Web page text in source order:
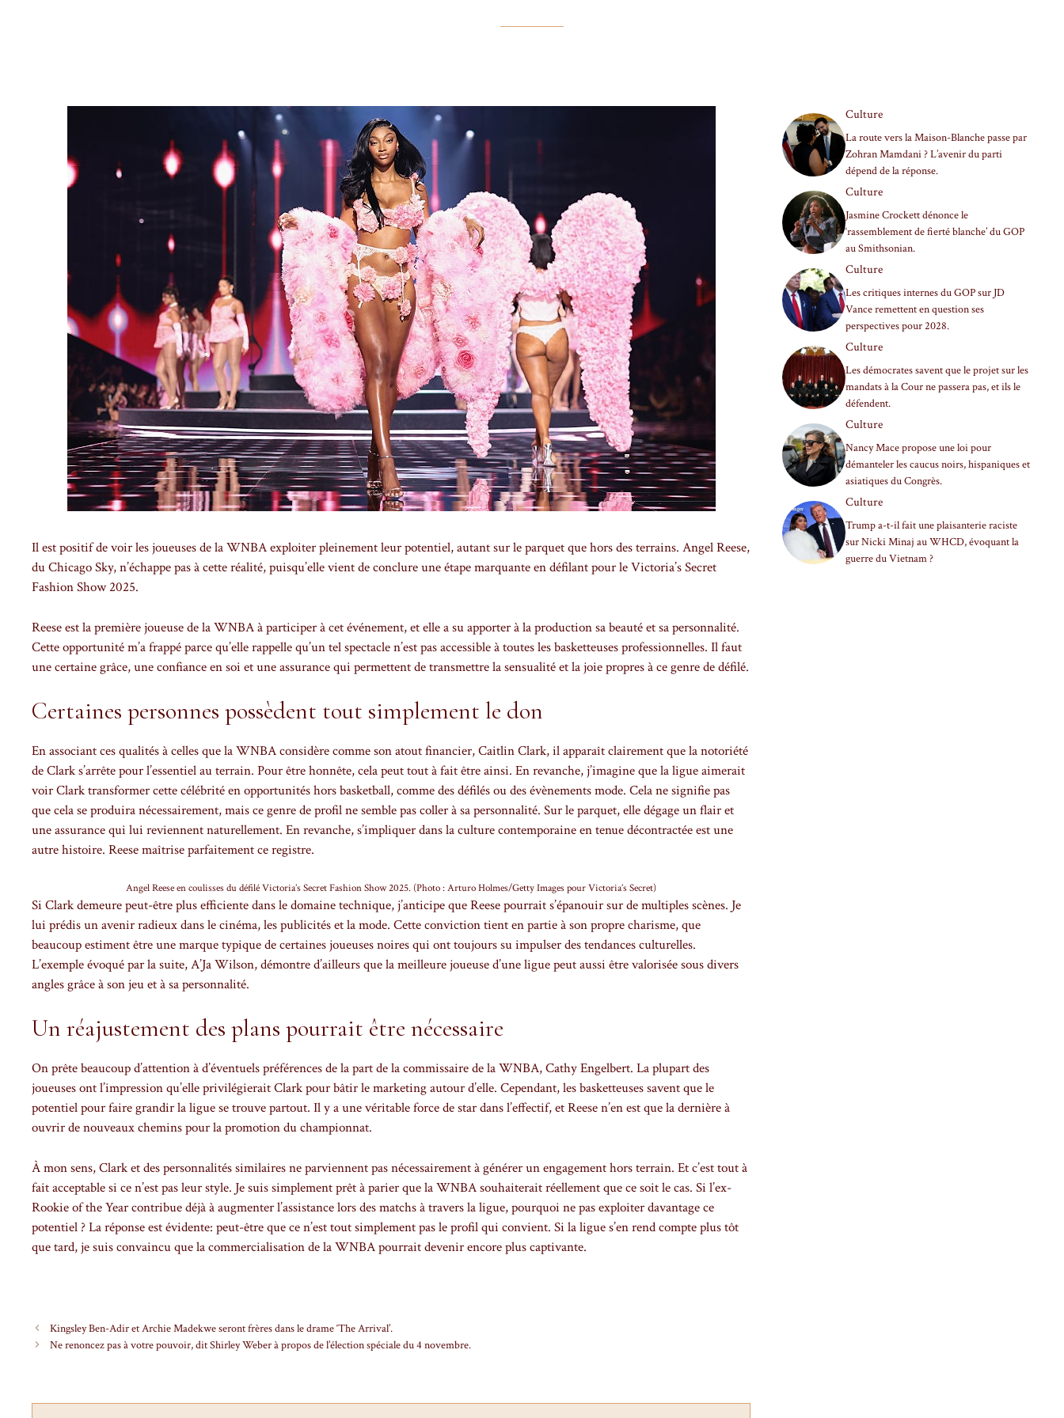
Il est positif de voir les joueuses de la WNBA exploiter pleinement leur potentiel, autant sur le parquet que hors des terrains. Angel Reese,
du Chicago Sky, n’échappe pas à cette réalité, puisqu’elle vient de conclure une étape marquante en défilant pour le Victoria’s Secret
Fashion Show 2025.
Reese est la première joueuse de la WNBA à participer à cet événement, et elle a su apporter à la production sa beauté et sa personnalité.
Cette opportunité m’a frappé parce qu’elle rappelle qu’un tel spectacle n’est pas accessible à toutes les basketteuses professionnelles. Il faut
une certaine grâce, une confiance en soi et une assurance qui permettent de transmettre la sensualité et la joie propres à ce genre de défilé.
Certaines personnes possèdent tout simplement le don
En associant ces qualités à celles que la WNBA considère comme son atout financier, Caitlin Clark, il apparaît clairement que la notoriété
de Clark s’arrête pour l’essentiel au terrain. Pour être honnête, cela peut tout à fait être ainsi. En revanche, j’imagine que la ligue aimerait
voir Clark transformer cette célébrité en opportunités hors basketball, comme des défilés ou des évènements mode. Cela ne signifie pas
que cela se produira nécessairement, mais ce genre de profil ne semble pas coller à sa personnalité. Sur le parquet, elle dégage un flair et
une assurance qui lui reviennent naturellement. En revanche, s’impliquer dans la culture contemporaine en tenue décontractée est une
autre histoire. Reese maîtrise parfaitement ce registre.
Angel Reese en coulisses du défilé Victoria’s Secret Fashion Show 2025. (Photo : Arturo Holmes/Getty Images pour Victoria’s Secret)
Si Clark demeure peut-être plus efficiente dans le domaine technique, j’anticipe que Reese pourrait s’épanouir sur de multiples scènes. Je
lui prédis un avenir radieux dans le cinéma, les publicités et la mode. Cette conviction tient en partie à son propre charisme, que
beaucoup estiment être une marque typique de certaines joueuses noires qui ont toujours su impulser des tendances culturelles.
L’exemple évoqué par la suite, A’Ja Wilson, démontre d’ailleurs que la meilleure joueuse d’une ligue peut aussi être valorisée sous divers
angles grâce à son jeu et à sa personnalité.
Un réajustement des plans pourrait être nécessaire
On prête beaucoup d’attention à d’éventuels préférences de la part de la commissaire de la WNBA, Cathy Engelbert. La plupart des
joueuses ont l’impression qu’elle privilégierait Clark pour bâtir le marketing autour d’elle. Cependant, les basketteuses savent que le
potentiel pour faire grandir la ligue se trouve partout. Il y a une véritable force de star dans l’effectif, et Reese n’en est que la dernière à
ouvrir de nouveaux chemins pour la promotion du championnat.
À mon sens, Clark et des personnalités similaires ne parviennent pas nécessairement à générer un engagement hors terrain. Et c’est tout à
fait acceptable si ce n’est pas leur style. Je suis simplement prêt à parier que la WNBA souhaiterait réellement que ce soit le cas. Si l’ex-
Rookie of the Year contribue déjà à augmenter l’assistance lors des matchs à travers la ligue, pourquoi ne pas exploiter davantage ce
potentiel ? La réponse est évidente: peut-être que ce n’est tout simplement pas le profil qui convient. Si la ligue s’en rend compte plus tôt
que tard, je suis convaincu que la commercialisation de la WNBA pourrait devenir encore plus captivante.
Kingsley Ben-Adir et Archie Madekwe seront frères dans le drame ‘The Arrival’.
Ne renoncez pas à votre pouvoir, dit Shirley Weber à propos de l’élection spéciale du 4 novembre.
Culture
La route vers la Maison-Blanche passe par
Zohran Mamdani ? L’avenir du parti
dépend de la réponse.
Culture
Jasmine Crockett dénonce le
‘rassemblement de fierté blanche’ du GOP
au Smithsonian.
Culture
Les critiques internes du GOP sur JD
Vance remettent en question ses
perspectives pour 2028.
Culture
Les démocrates savent que le projet sur les
mandats à la Cour ne passera pas, et ils le
défendent.
Culture
Nancy Mace propose une loi pour
démanteler les caucus noirs, hispaniques et
asiatiques du Congrès.
Culture
Trump a-t-il fait une plaisanterie raciste
sur Nicki Minaj au WHCD, évoquant la
guerre du Vietnam ?